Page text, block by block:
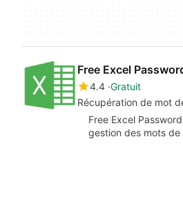
Free Excel
4.4 Gratuit
Récupération de mot
Free Excel
gestion des mots